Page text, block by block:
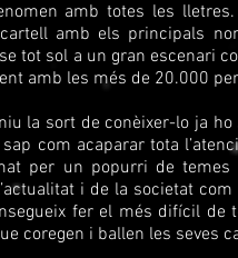
amb totes les
amb els principals
tot sol a un gran escenari
amb les més de 20.000
la sort de conèixer-lo ja
com acaparar tota
per un popurri de
i de la societat
fer el més difícil
coregen i ballen les seves